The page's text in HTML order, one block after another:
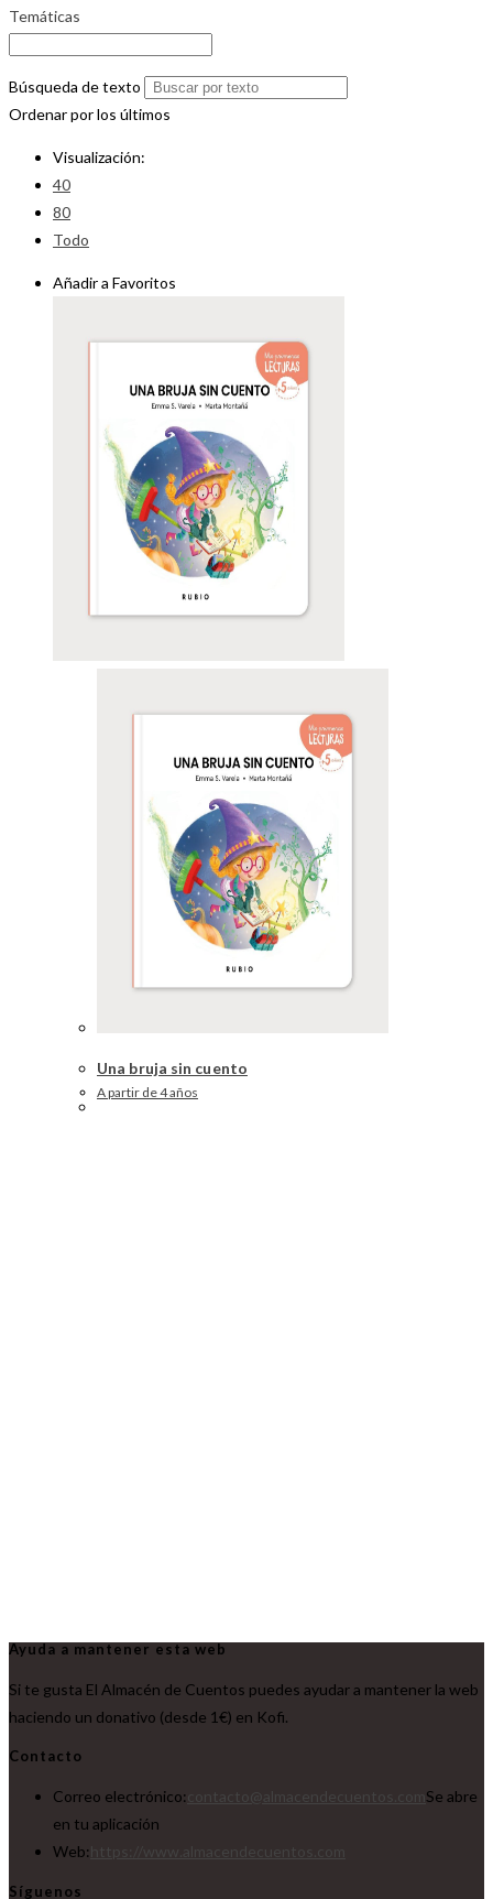
Temáticas
Búsqueda de texto
Ordenar por los últimos
Visualización:
40
80
Todo
Añadir a Favoritos
Una bruja sin cuento
A partir de 4 años
Ayuda a mantener esta web
Si te gusta El Almacén de Cuentos puedes ayudar a mantener la web
haciendo un donativo (desde 1€) en Kofi.
Contacto
Correo electrónico:
Se abre
en tu aplicación
Web:
Síguenos